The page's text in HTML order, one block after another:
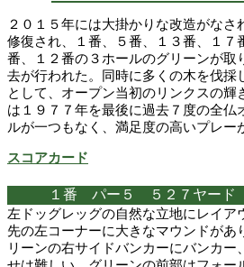
２０１５年には大掛かりな改造がな
修復され、１番、５番、１３番、１
番、１２番の３ホールのグリーンが
去が行われた。同時に多くの木を伐
として、オープン当初のリンクスの
は１９７７年を最後に過去７度の全
ルが一つもなく、満足度の高いプレー
スコアカード
１番 パー５ ５２７ヤード
左ドッグレッグの自然な立地にレイ
先の左コーナーに大きなマウンドが
リーンの右サイドバンカーにバンカ